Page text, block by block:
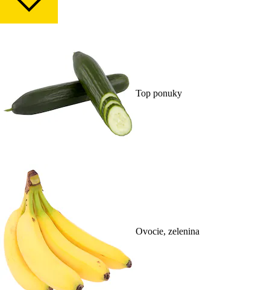
Top ponuky
Ovocie, zelenina